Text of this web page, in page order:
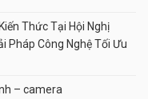
Thức Tại Hội Nghị
Pháp Công Nghệ Tối Ưu
– camera